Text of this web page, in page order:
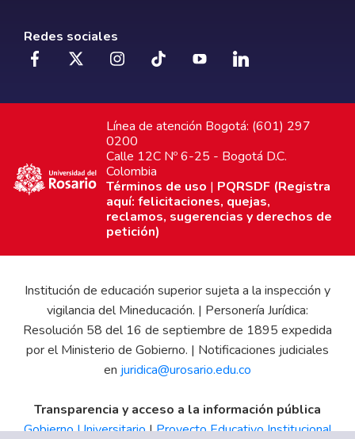
Redes sociales
Línea de atención Bogotá: (601) 297
0200
Calle 12C Nº 6-25 - Bogotá D.C.
Colombia
Términos de uso | PQRSDF (Registra
aquí: felicitaciones, quejas,
reclamos, sugerencias y derechos de
petición)
Institución de educación superior sujeta a la inspección y
vigilancia del Mineducación. | Personería Jurídica:
Resolución 58 del 16 de septiembre de 1895 expedida
por el Ministerio de Gobierno. | Notificaciones judiciales
en juridica@urosario.edu.co
Transparencia y acceso a la información pública
Gobierno Universitario|Proyecto Educativo Institucional